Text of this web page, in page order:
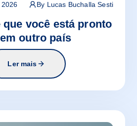
By Lucas Buchalla Sesti
que você está pronto
outro país
Ler mais